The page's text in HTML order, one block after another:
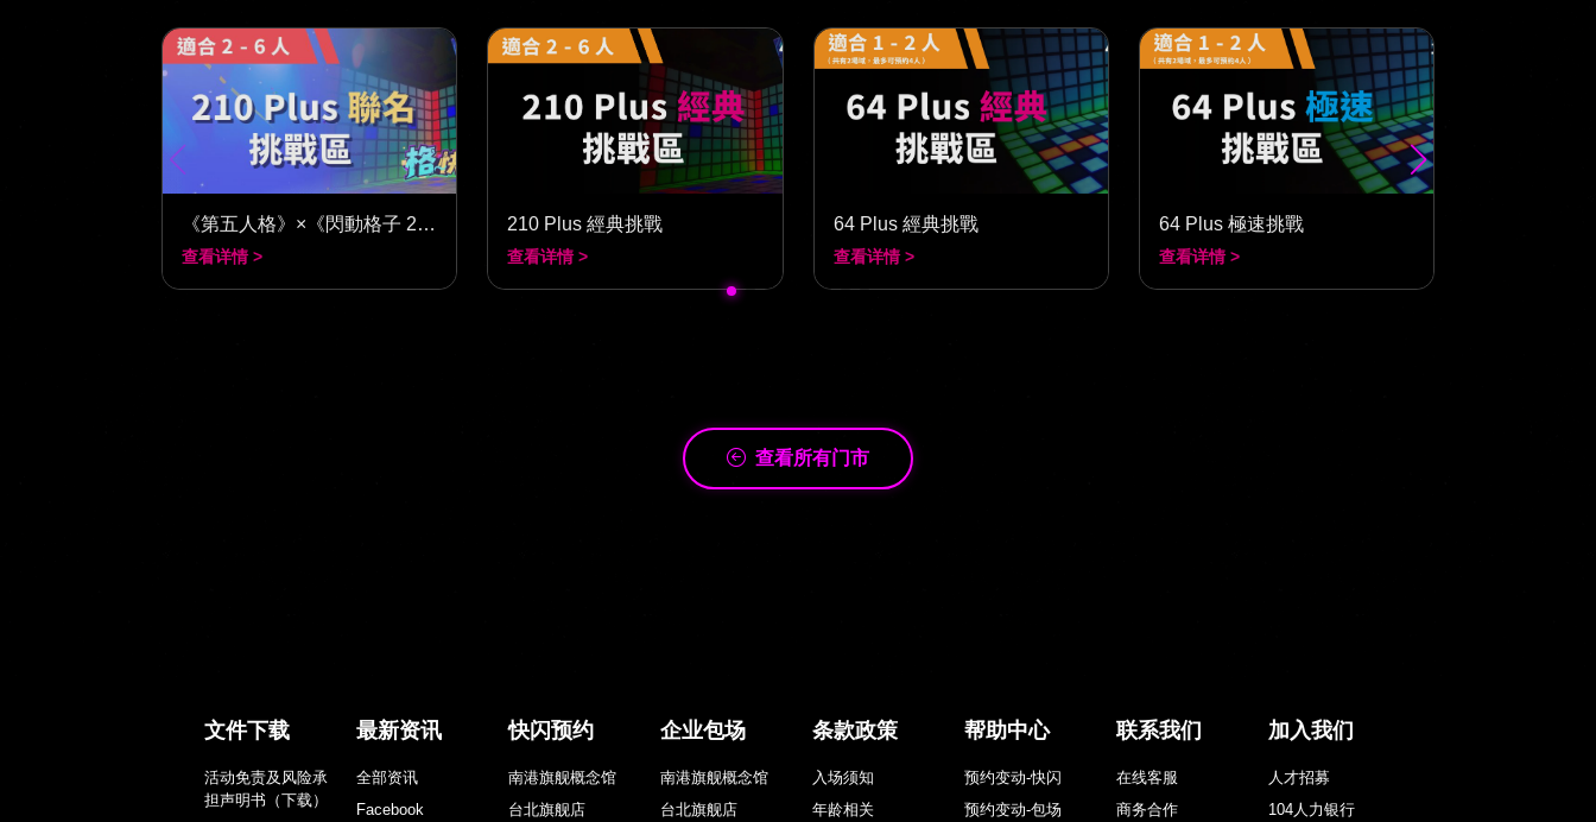
《第五人格》×《閃動格子 210》
查看详情 >
210 Plus 經典挑戰
查看详情 >
64 Plus 經典挑戰
查看详情 >
64 Plus 極速挑戰
查看详情 >
查看所有门市
文件下载
活动免责及风险承
担声明书（下载）
最新资讯
全部资讯
Facebook
快闪预约
南港旗舰概念馆
台北旗舰店
企业包场
南港旗舰概念馆
台北旗舰店
条款政策
入场须知
年龄相关
帮助中心
预约变动-快闪
预约变动-包场
联系我们
在线客服
商务合作
加入我们
人才招募
104人力银行